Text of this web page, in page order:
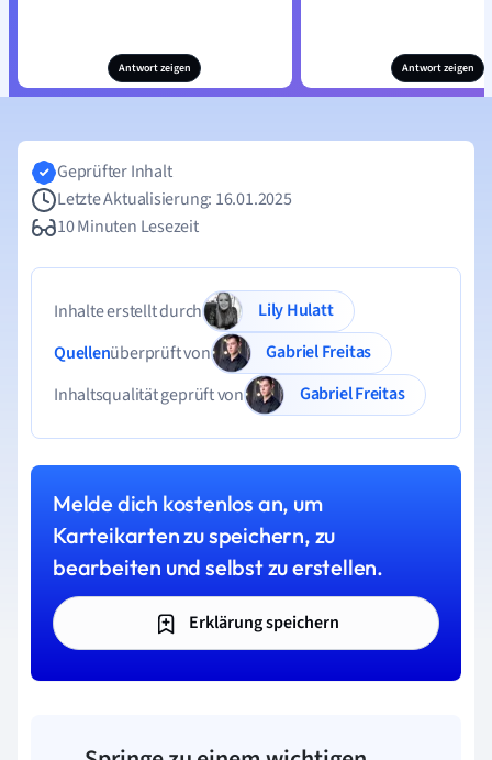
Antwort zeigen Antwort zeigen
Geprüfter Inhalt
Letzte Aktualisierung: 16.01.2025
10 Minuten Lesezeit
Inhalte erstellt durch
Lily Hulatt
Quellenüberprüft von
Gabriel Freitas
Inhaltsqualität geprüft von
Gabriel Freitas
Melde dich kostenlos an, um
Karteikarten zu speichern, zu
bearbeiten und selbst zu erstellen.
Erklärung speichern